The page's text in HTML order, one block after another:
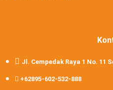
Jl. Cempedak Raya 1 No. 11
+62895-602-532-888